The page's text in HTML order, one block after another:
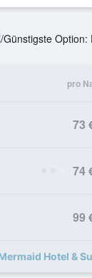
/Günstigste Option:
pro
73
74
99
Hotel &